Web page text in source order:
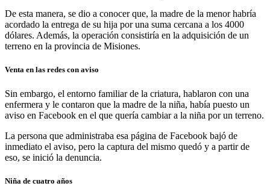
De esta manera, se dio a conocer que, la madre de la menor habría
acordado la entrega de su hija por una suma cercana a los 4000
dólares. Además, la operación consistiría en la adquisición de un
terreno en la provincia de Misiones.
Venta en las redes con aviso
Sin embargo, el entorno familiar de la criatura, hablaron con una
enfermera y le contaron que la madre de la niña, había puesto un
aviso en Facebook en el que quería cambiar a la niña por un terreno.
La persona que administraba esa página de Facebook bajó de
inmediato el aviso, pero la captura del mismo quedó y a partir de
eso, se inició la denuncia.
Niña de cuatro años